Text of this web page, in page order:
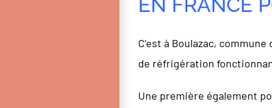
C’est à Boulazac,
de réfrigération
Une première également